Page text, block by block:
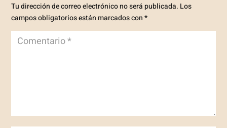
Tu dirección de correo electrónico no será publicada. Los
campos obligatorios están marcados con*